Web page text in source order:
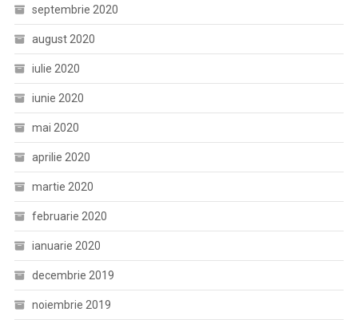
septembrie 2020
august 2020
iulie 2020
iunie 2020
mai 2020
aprilie 2020
martie 2020
februarie 2020
ianuarie 2020
decembrie 2019
noiembrie 2019